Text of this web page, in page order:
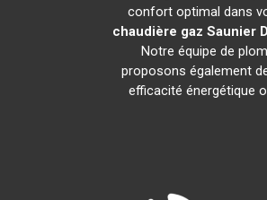
confort optimal dans
chaudière gaz Saunier
Notre équipe de
proposons également
efficacité énergétique